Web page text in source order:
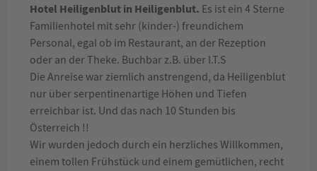
Hotel Heiligenblut in Heiligenblut. Es ist ein 4 Sterne
Familienhotel mit sehr (kinder-) freundichem
Personal, egal ob im Restaurant, an der Rezeption
oder an der Theke. Buchbar z.B. über I.T.S
Die Anreise war ziemlich anstrengend, da Heiligenblut
nur über serpentinenartige Höhen und Tiefen
erreichbar ist. Und das nach 10 Stunden bis
Österreich !!
Wir wurden jedoch durch ein herzliches Willkommen,
einem tollen Frühstück und einem gemütlichen, recht